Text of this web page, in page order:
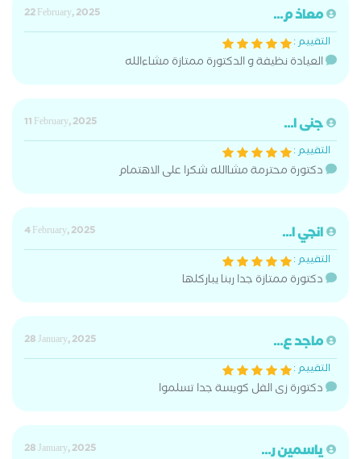
معاذ م...
22 February, 2025
التقييم :
العيادة نظيفة و الدكتورة ممتازة مشاءالله
جنى ا...
11 February, 2025
التقييم :
دكتورة محترمة مشاالله شكرا على الاهتمام
انجي ا...
4 February, 2025
التقييم :
دكتورة ممتازة جدا ربنا يباركلها
ماجد ع...
28 January, 2025
التقييم :
دكتورة زى الفل كويسة جدا تسلموا
ياسمين ر... 28 January, 2025